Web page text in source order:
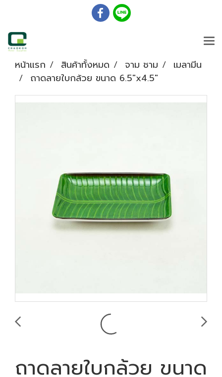
หน้าแรก สินค้าทั้งหมด จาม ชาม
เมลามีน
ถาดลายใบกล้วย ขนาด 6.5"x4.5"
ถาดลายใบกล้วย ขนาด